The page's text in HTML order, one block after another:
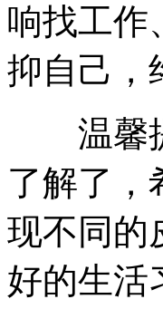
响找工作
抑自己，
温馨提
了解了，
现不同的
好的生活